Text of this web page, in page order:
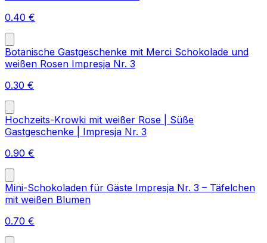
0.40 €
Botanische Gastgeschenke mit Merci Schokolade und
weißen Rosen Impresja Nr. 3
0.30 €
Hochzeits-Krowki mit weißer Rose | Süße
Gastgeschenke | Impresja Nr. 3
0.90 €
Mini-Schokoladen für Gäste Impresja Nr. 3 – Täfelchen
mit weißen Blumen
0.70 €